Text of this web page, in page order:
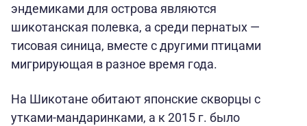
эндемиками для острова являются
шикотанская полевка, а среди пернатых —
тисовая синица, вместе с другими птицами
мигрирующая в разное время года.
На Шикотане обитают японские скворцы с
утками-мандаринками, а к 2015 г. было